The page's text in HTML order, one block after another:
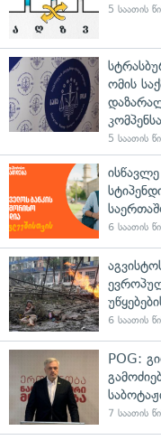
5 საათის
ომის
5 საათის
6 საათის
6 საათის
POG:
7 საათის